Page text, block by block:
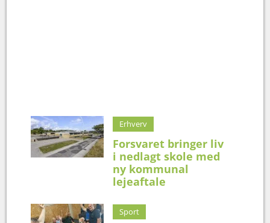
Erhverv
Forsvaret bringer liv
i nedlagt skole med
ny kommunal
lejeaftale
Sport